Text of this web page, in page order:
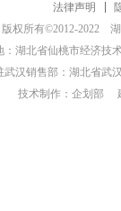
法律声明
版权所有©2012-2022
：湖北省仙桃市经济
武汉销售部：湖北省
技术制作：企划部